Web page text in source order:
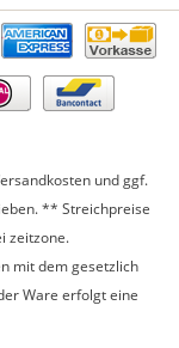
und ggf.
** Streichpreise
zeitzone.
mit dem gesetzlich
Ware erfolgt eine